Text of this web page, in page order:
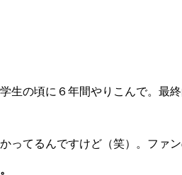
の頃に６年間やりこんで。最
てるんですけど（笑）。ファ